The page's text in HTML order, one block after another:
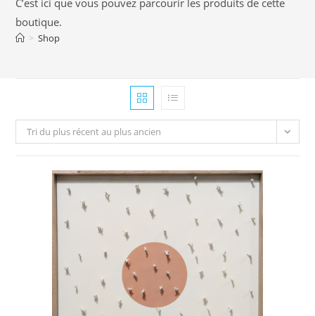
C’est ici que vous pouvez parcourir les produits de cette
boutique.
> Shop
Tri du plus récent au plus ancien